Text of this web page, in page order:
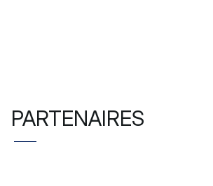
PARTENAIRES